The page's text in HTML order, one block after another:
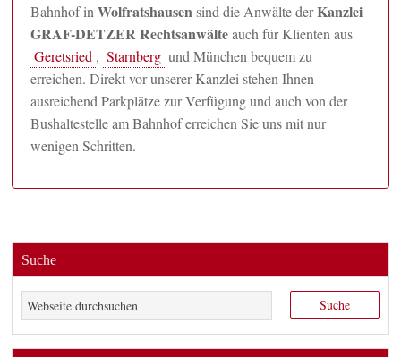
Bahnhof inWolfratshausensind die Anwälte derKanzlei
GRAF-DETZER Rechtsanwälteauch für Klienten aus
Geretsried , Starnberg und München bequem zu
erreichen. Direkt vor unserer Kanzlei stehen Ihnen
ausreichend Parkplätze zur Verfügung und auch von der
Bushaltestelle am Bahnhof erreichen Sie uns mit nur
wenigen Schritten.
Suche